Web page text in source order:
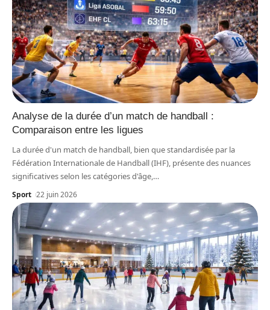
Analyse de la durée d’un match de handball :
Comparaison entre les ligues
La durée d'un match de handball, bien que standardisée par la
Fédération Internationale de Handball (IHF), présente des nuances
significatives selon les catégories d'âge,…
Sport 22 juin 2026